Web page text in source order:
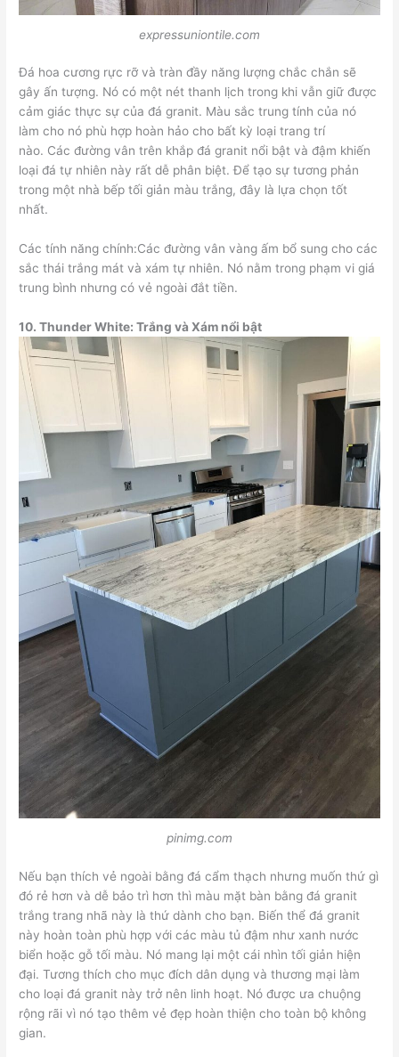
expressuniontile.com
Đá hoa cương rực rỡ và tràn đầy năng lượng chắc chắn sẽ
gây ấn tượng. Nó có một nét thanh lịch trong khi vẫn giữ được
cảm giác thực sự của đá granit. Màu sắc trung tính của nó
làm cho nó phù hợp hoàn hảo cho bất kỳ loại trang trí
nào. Các đường vân trên khắp đá granit nổi bật và đậm khiến
loại đá tự nhiên này rất dễ phân biệt. Để tạo sự tương phản
trong một nhà bếp tối giản màu trắng, đây là lựa chọn tốt
nhất.
Các tính năng chính:Các đường vân vàng ấm bổ sung cho các
sắc thái trắng mát và xám tự nhiên. Nó nằm trong phạm vi giá
trung bình nhưng có vẻ ngoài đắt tiền.
10.Thunder White: Trắng và Xám nổi bật
pinimg.com
Nếu bạn thích vẻ ngoài bằng đá cẩm thạch nhưng muốn thứ gì
đó rẻ hơn và dễ bảo trì hơn thì màu mặt bàn bằng đá granit
trắng trang nhã này là thứ dành cho bạn. Biến thể đá granit
này hoàn toàn phù hợp với các màu tủ đậm như xanh nước
biển hoặc gỗ tối màu. Nó mang lại một cái nhìn tối giản hiện
đại. Tương thích cho mục đích dân dụng và thương mại làm
cho loại đá granit này trở nên linh hoạt. Nó được ưa chuộng
rộng rãi vì nó tạo thêm vẻ đẹp hoàn thiện cho toàn bộ không
gian.